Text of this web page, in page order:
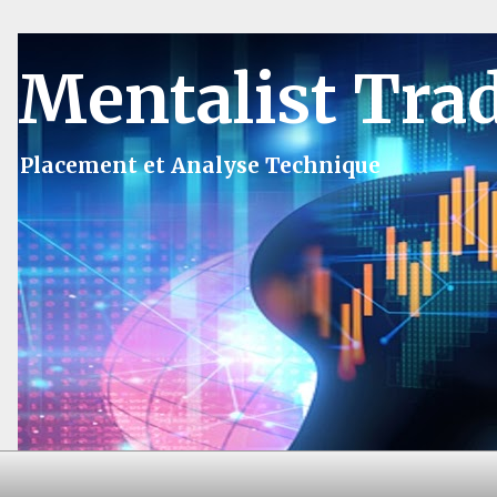
Mentalist
Placement et Analyse Technique